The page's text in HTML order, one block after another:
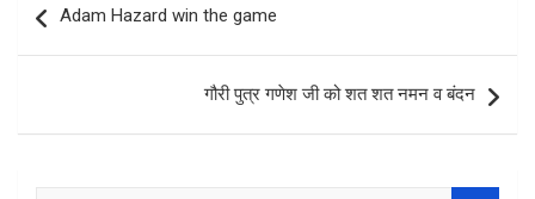
o
o
A
p
navigation
Adam Hazard win the game
गौरी पुत्र गणेश जी को शत शत नमन व बंदन